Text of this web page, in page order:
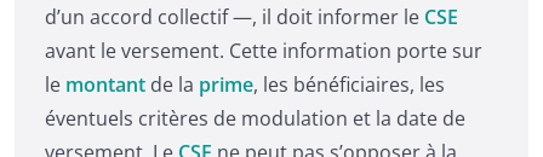
d’un accord collectif —, il doit informer le CSE
avant le versement. Cette information porte sur
le montant de la prime, les bénéficiaires, les
éventuels critères de modulation et la date de